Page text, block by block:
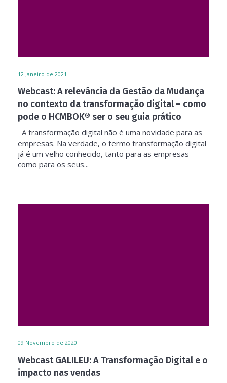
12 Janeiro de 2021
Webcast: A relevância da Gestão da Mudança
no contexto da transformação digital – como
pode o HCMBOK® ser o seu guia prático
A transformação digital não é uma novidade para as
empresas. Na verdade, o termo transformação digital
já é um velho conhecido, tanto para as empresas
como para os seus...
09 Novembro de 2020
Webcast GALILEU: A Transformação Digital e o
impacto nas vendas